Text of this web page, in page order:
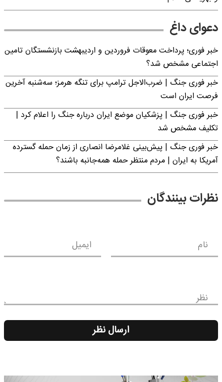
دعوای داغ
خبر فوری؛ پرداخت معوقات فروردین و اردیبهشت بازنشستگان تامین
اجتماعی مشخص شد؟
خبر فوری جنگ | ضرب‌الاجل ترامپ برای تنگه هرمز؛ سه‌شنبه آخرین
فرصت ایران است
خبر فوری جنگ | پزشکیان موضع ایران درباره جنگ را اعلام کرد |
تکلیف مشخص شد
خبر فوری جنگ | پیش‌بینی غلامرضا انصاری از زمان حمله گسترده
آمریکا به ایران | مردم منتظر حمله همه‌جانبه باشند؟
نظرات بینندگان
نام ایمیل
نظر
ارسال نظر